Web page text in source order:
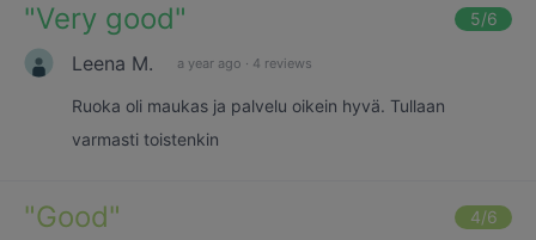
"Very good" 5/6
Leena M. a year ago · 4 reviews
Ruoka oli maukas ja palvelu oikein hyvä. Tullaan
varmasti toistenkin
"Good" 4/6